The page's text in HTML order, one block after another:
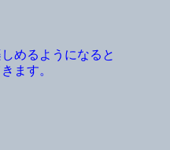
めるようになると
ます。